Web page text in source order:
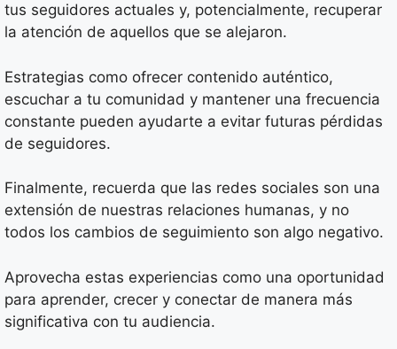
tus seguidores actuales y, potencialmente, recuperar
la atención de aquellos que se alejaron.
Estrategias como ofrecer contenido auténtico,
escuchar a tu comunidad y mantener una frecuencia
constante pueden ayudarte a evitar futuras pérdidas
de seguidores.
Finalmente, recuerda que las redes sociales son una
extensión de nuestras relaciones humanas, y no
todos los cambios de seguimiento son algo negativo.
Aprovecha estas experiencias como una oportunidad
para aprender, crecer y conectar de manera más
significativa con tu audiencia.